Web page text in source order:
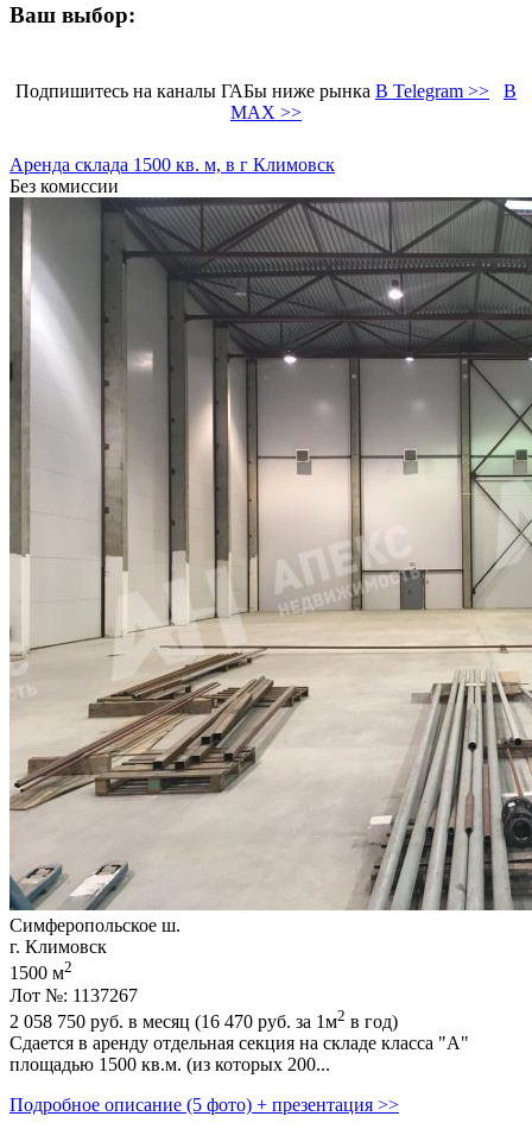
Ваш выбор:
Подпишитесь на каналы ГАБы ниже рынка В Telegram >>
В
MAX >>
Аренда склада 1500 кв. м, в г Климовск
Без комиссии
Симферопольское ш.
г. Климовск
1500 м2
Лот №: 1137267
2 058 750 руб. в месяц (16 470 руб. за 1м2 в год)
Сдается в аренду отдельная секция на складе класса "А"
площадью 1500 кв.м. (из которых 200...
Подробное описание (5 фото) + презентация >>